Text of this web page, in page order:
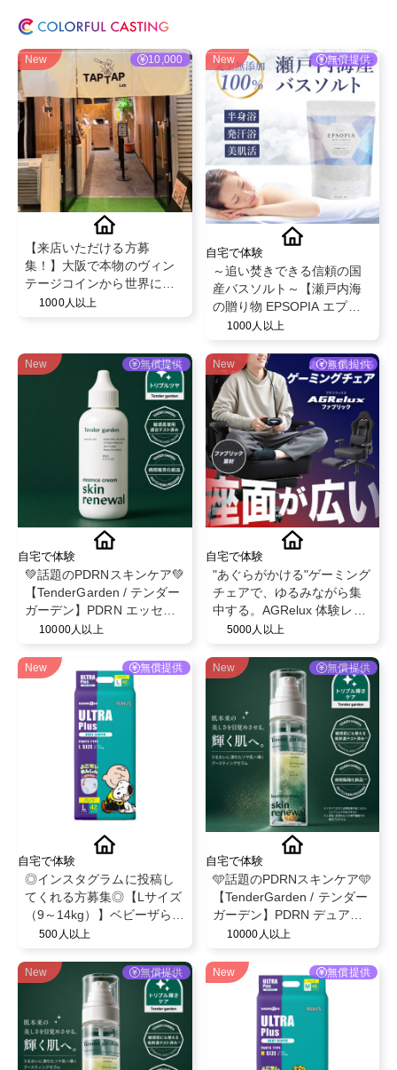
New 10,000
【来店いただける方募
集！】大阪で本物のヴィン
テージコインから世界に一
つだけのリング💍
1000人以上
New 無償提供
自宅で体験
～追い焚きできる信頼の国
産バスソルト～【瀬戸内海
の贈り物 EPSOPIA エプソ
ピア】@EPSOPIA
1000人以上
New 無償提供
自宅で体験
💚話題のPDRNスキンケア💚
【TenderGarden / テンダー
ガーデン】PDRN エッセン
スクリーム 80ml モニター募
10000人以上
New 無償提供
自宅で体験
"あぐらがかける"ゲーミング
チェアで、ゆるみながら集
中する。AGRelux 体験レビ
ュー募集
5000人以上
New 無償提供
自宅で体験
◎インスタグラムに投稿し
てくれる方募集◎【Lサイズ
（9～14kg）】ベビーザらス
限定！ベビー紙おむつパン
ベビー育児用品◎
500人以上
New 無償提供
自宅で体験
🩵話題のPDRNスキンケア🩵
【TenderGarden / テンダー
ガーデン】PDRN デュアル
ブースト 美容液ミスト モニ
10000人以上
New 無償提供 New 無償提供